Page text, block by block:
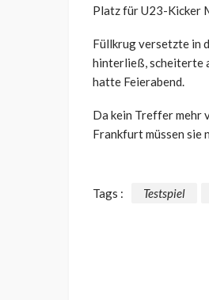
Platz für U23-Kicker
Füllkrug versetzte in
hinterließ, scheiterte
hatte Feierabend.
Da kein Treffer mehr
Frankfurt müssen sie
Tags : Testspiel